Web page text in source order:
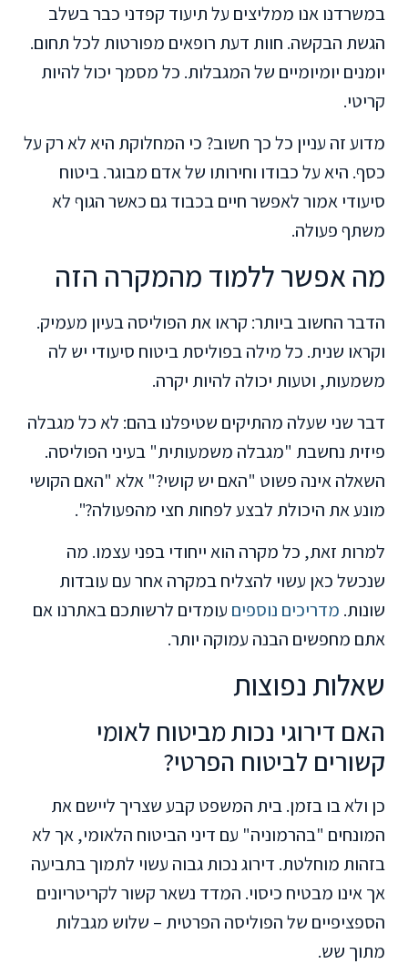
במשרדנו אנו ממליצים על תיעוד קפדני כבר בשלב
הגשת הבקשה. חוות דעת רופאים מפורטות לכל תחום.
יומנים יומיומיים של המגבלות. כל מסמך יכול להיות
קריטי.
מדוע זה עניין כל כך חשוב? כי המחלוקת היא לא רק על
כסף. היא על כבודו וחירותו של אדם מבוגר. ביטוח
סיעודי אמור לאפשר חיים בכבוד גם כאשר הגוף לא
משתף פעולה.
מה אפשר ללמוד מהמקרה הזה
הדבר החשוב ביותר: קראו את הפוליסה בעיון מעמיק.
וקראו שנית. כל מילה בפוליסת ביטוח סיעודי יש לה
משמעות, וטעות יכולה להיות יקרה.
דבר שני שעלה מהתיקים שטיפלנו בהם: לא כל מגבלה
פיזית נחשבת "מגבלה משמעותית" בעיני הפוליסה.
השאלה אינה פשוט "האם יש קושי?" אלא "האם הקושי
מונע את היכולת לבצע לפחות חצי מהפעולה?".
למרות זאת, כל מקרה הוא ייחודי בפני עצמו. מה
שנכשל כאן עשוי להצליח במקרה אחר עם עובדות
שונות. מדריכים נוספים עומדים לרשותכם באתרנו אם
אתם מחפשים הבנה עמוקה יותר.
שאלות נפוצות
האם דירוגי נכות מביטוח לאומי
קשורים לביטוח הפרטי?
כן ולא בו בזמן. בית המשפט קבע שצריך ליישם את
המונחים "בהרמוניה" עם דיני הביטוח הלאומי, אך לא
בזהות מוחלטת. דירוג נכות גבוה עשוי לתמוך בתביעה
אך אינו מבטיח כיסוי. המדד נשאר קשור לקריטריונים
הספציפיים של הפוליסה הפרטית – שלוש מגבלות
מתוך שש.